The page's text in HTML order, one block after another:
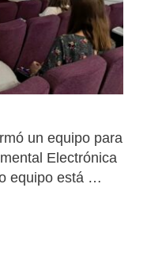
un equipo para
Electrónica
equipo está …